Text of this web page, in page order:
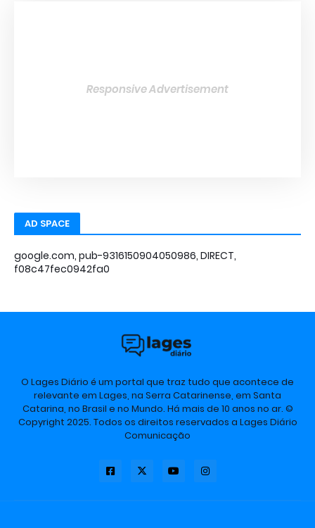
Responsive Advertisement
AD SPACE
google.com, pub-9316150904050986, DIRECT,
f08c47fec0942fa0
O Lages Diário é um portal que traz tudo que acontece de
relevante em Lages, na Serra Catarinense, em Santa
Catarina, no Brasil e no Mundo. Há mais de 10 anos no ar. ©
Copyright 2025. Todos os direitos reservados a Lages Diário
Comunicação